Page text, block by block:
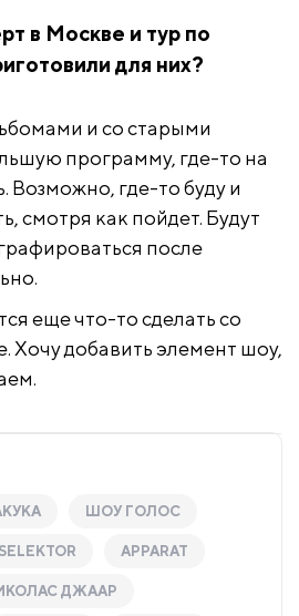
в Москве и тур по
для них?
и со старыми
программу, где-то на
Возможно, где-то буду и
смотря как пойдет. Будут
после
еще что-то сделать со
Хочу добавить элемент шоу,
ШОУ ГОЛОС
APPARAT
ДЖААР